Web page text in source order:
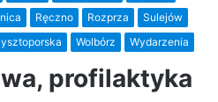
Ręczno Rozprza
Sulejów
Wolbórz Wydarzenia
profilaktyka